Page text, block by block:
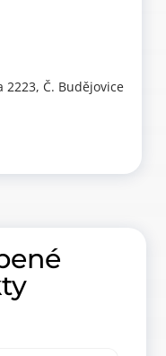
2223, Č. Budějovice